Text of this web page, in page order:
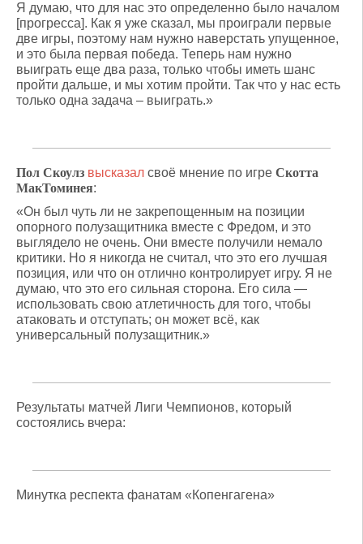
Я думаю, что для нас это определенно было началом
[прогресса]. Как я уже сказал, мы проиграли первые
две игры, поэтому нам нужно наверстать упущенное,
и это была первая победа. Теперь нам нужно
выиграть еще два раза, только чтобы иметь шанс
пройти дальше, и мы хотим пройти. Так что у нас есть
только одна задача – выиграть.»
Пол Скоулз высказал своё мнение по игре Скотта
МакТоминея:
«Он был чуть ли не закрепощенным на позиции
опорного полузащитника вместе с Фредом, и это
выглядело не очень. Они вместе получили немало
критики. Но я никогда не считал, что это его лучшая
позиция, или что он отлично контролирует игру. Я не
думаю, что это его сильная сторона. Его сила —
использовать свою атлетичность для того, чтобы
атаковать и отступать; он может всё, как
универсальный полузащитник.»
Результаты матчей Лиги Чемпионов, который
состоялись вчера:
Минутка респекта фанатам «Копенгагена»